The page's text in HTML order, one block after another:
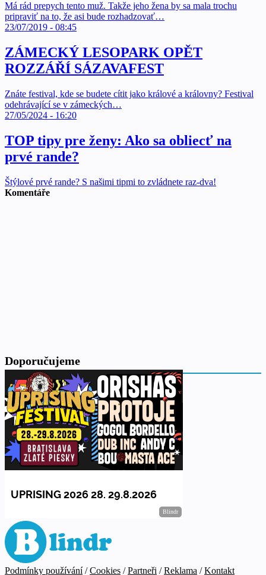
Má rád prepych tento muž. Takže jeho žena by sa mala trochu
pripraviť na to, že asi bude rozhadzovať…
23/07/2019 - 08:45
ZÁMECKÝ LESOPARK OPĚT
ROZZÁŘÍ SÁZAVAFEST
Znáte festival, kde se budete cítit jako králové a královny? Festival
odehrávající se v zámeckých…
27/05/2024 - 16:20
TOP tipy pre ženy: Ako sa obliecť na
prvé rande?
Štýlové prvé rande? S našimi tipmi to zvládnete raz-dva!
Komentáře
Doporučujeme
Podmínky používání / Cookies / Partneři / Reklama / Kontakt